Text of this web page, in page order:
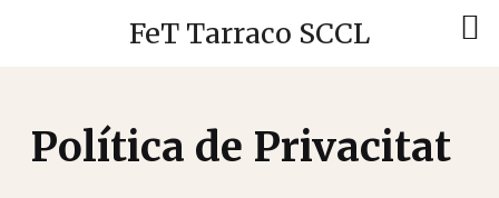
Política de Privacitat
FeT Tarraco SCCL